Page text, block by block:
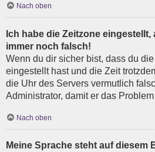
Nach oben
Ich habe die Zeitzone
immer noch falsch!
Wenn du dir sicher bist, dass du
eingestellt hast und die Zeit
die Uhr des Servers vermutlich
Administrator, damit er das
Nach oben
Meine Sprache steht auf diesem